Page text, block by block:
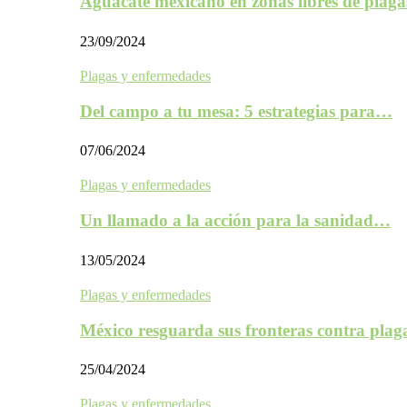
23/09/2024
Plagas y enfermedades
Del campo a tu mesa: 5 estrategias para…
07/06/2024
Plagas y enfermedades
Un llamado a la acción para la sanidad…
13/05/2024
Plagas y enfermedades
México resguarda sus fronteras contra
25/04/2024